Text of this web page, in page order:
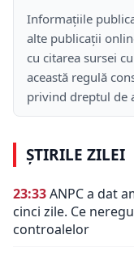
Informațiile
alte publicații
cu citarea sursei
această regulă
privind dreptul de
ȘTIRILE ZILEI
23:33ANPC a dat
cinci zile. Ce
controalelor